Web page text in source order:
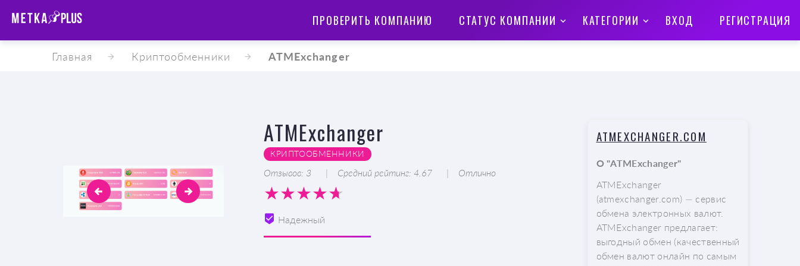
ПРОВЕРИТЬ КОМПАНИЮ СТАТУС КОМПАНИИ КАТЕГОРИИ ВХОД РЕГИСТРАЦИЯ
Главная Криптообменники ATMExchanger
ATMExchanger
КРИПТООБМЕННИКИ
Отзывов: 3 Средний рейтинг: 4.67 Отлично
Надежный
ATMEXCHANGER.COM
О "ATMExchanger"
ATMExchanger
(atmexchanger.com) — сервис
обмена электронных валют.
ATMExchanger предлагает:
выгодный обмен (качественный
обмен валют онлайн по самым